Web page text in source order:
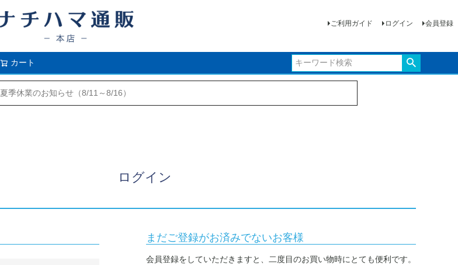
ご利用ガイド ログイン 会員登録
カート
夏季休業のお知らせ（8/11～8/16）
ログイン
まだご登録がお済みでないお客様
会員登録をしていただきますと、二度目のお買い物時にとても便利です。